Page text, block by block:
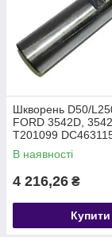
Шкворень D50/
FORD 3542D,
T201099
В наявності
4 216,26 ₴
Купити